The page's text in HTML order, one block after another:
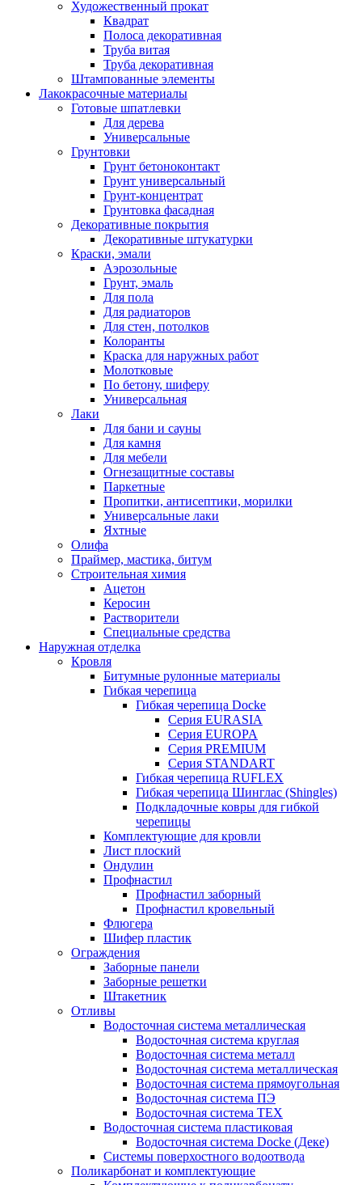
Художественный прокат
Квадрат
Полоса декоративная
Труба витая
Труба декоративная
Штампованные элементы
Лакокрасочные материалы
Готовые шпатлевки
Для дерева
Универсальные
Грунтовки
Грунт бетоноконтакт
Грунт универсальный
Грунт-концентрат
Грунтовка фасадная
Декоративные покрытия
Декоративные штукатурки
Краски, эмали
Аэрозольные
Грунт, эмаль
Для пола
Для радиаторов
Для стен, потолков
Колоранты
Краска для наружных работ
Молотковые
По бетону, шиферу
Универсальная
Лаки
Для бани и сауны
Для камня
Для мебели
Огнезащитные составы
Паркетные
Пропитки, антисептики, морилки
Универсальные лаки
Яхтные
Олифа
Праймер, мастика, битум
Строительная химия
Ацетон
Керосин
Растворители
Специальные средства
Наружная отделка
Кровля
Битумные рулонные материалы
Гибкая черепица
Гибкая черепица Docke
Серия EURASIA
Серия EUROPA
Серия PREMIUM
Серия STANDART
Гибкая черепица RUFLEX
Гибкая черепица Шинглас (Shingles)
Подкладочные ковры для гибкой
черепицы
Комплектующие для кровли
Лист плоский
Ондулин
Профнастил
Профнастил заборный
Профнастил кровельный
Флюгера
Шифер пластик
Ограждения
Заборные панели
Заборные решетки
Штакетник
Отливы
Водосточная система металлическая
Водосточная система круглая
Водосточная система металл
Водосточная система металлическая
Водосточная система прямоугольная
Водосточная система ПЭ
Водосточная система ТЕХ
Водосточная система пластиковая
Водосточная система Docke (Деке)
Системы поверхостного водоотвода
Поликарбонат и комплектующие